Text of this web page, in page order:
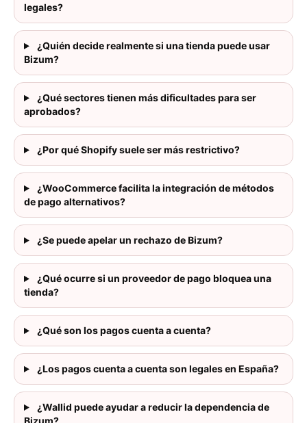
legales?
¿Quién decide realmente si una tienda puede usar
Bizum?
¿Qué sectores tienen más dificultades para ser
aprobados?
¿Por qué Shopify suele ser más restrictivo?
¿WooCommerce facilita la integración de métodos
de pago alternativos?
¿Se puede apelar un rechazo de Bizum?
¿Qué ocurre si un proveedor de pago bloquea una
tienda?
¿Qué son los pagos cuenta a cuenta?
¿Los pagos cuenta a cuenta son legales en España?
¿Wallid puede ayudar a reducir la dependencia de
Bizum?